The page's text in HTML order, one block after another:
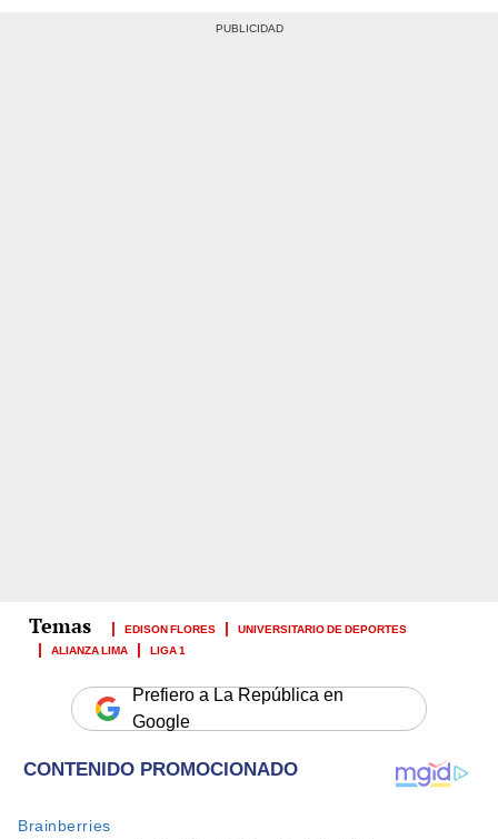
EDISON FLORES
UNIVERSITARIO DE DEPORTES
ALIANZA LIMA
LIGA 1
Prefiero a La República en
Google